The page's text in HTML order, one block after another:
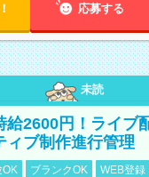
応募する
未読
給2600円！ライブ
ィブ制作進行管理
OK ブランクOK WEB登録